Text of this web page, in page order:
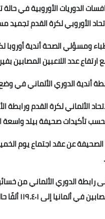
الدوريات الأوروبية في
الأوروبي لكرة القدم تجميد
ومسؤلي الصحة أندية
ارتفاع عدد اللاعبين المصابين
أندية الدوري الألماني في
الألماني لكرة القدم
تأكيدات صحيفة بيلد واسعة
عن عقد اجتماع يوم
رابطة الدوري الألماني من
إلى ١١٩.٤٠١ ألفًا حالة مؤكدة والوفيات ٢٦٠٧